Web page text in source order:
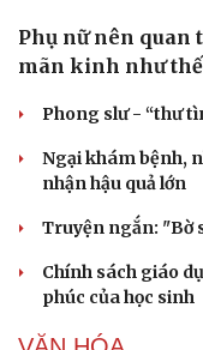
Vì sao các hãng từ
Microsoft tăng
nhất thế giới
PODCAST